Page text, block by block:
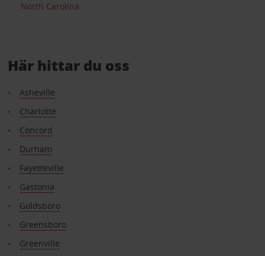
North Carolina
Här hittar du oss
Asheville
Charlotte
Concord
Durham
Fayetteville
Gastonia
Goldsboro
Greensboro
Greenville